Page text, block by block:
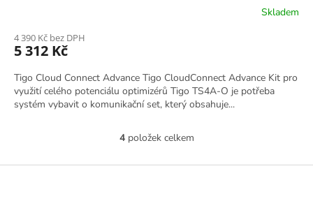
Skladem
4 390 Kč bez DPH
5 312 Kč
Tigo Cloud Connect Advance Tigo CloudConnect Advance Kit pro
využití celého potenciálu optimizérů Tigo TS4A-O je potřeba
systém vybavit o komunikační set, který obsahuje...
Ovládací prvky výpisu
4položek celkem
Zápatí